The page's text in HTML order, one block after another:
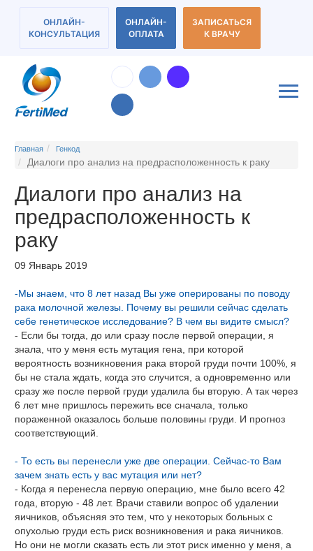
ОНЛАЙН-
КОНСУЛЬТАЦИЯ
ОНЛАЙН-
ОПЛАТА
ЗАПИСАТЬСЯ
К ВРАЧУ
Главная Генкод
Диалоги про анализ на предрасположенность к раку
Диалоги про анализ на
предрасположенность к
раку
09 Январь 2019
-Мы знаем, что 8 лет назад Вы уже оперированы по поводу
рака молочной железы. Почему вы решили сейчас сделать
себе генетическое исследование? В чем вы видите смысл?
- Если бы тогда, до или сразу после первой операции, я
знала, что у меня есть мутация гена, при которой
вероятность возникновения рака второй груди почти 100%, я
бы не стала ждать, когда это случится, а одновременно или
сразу же после первой груди удалила бы вторую. А так через
6 лет мне пришлось пережить все сначала, только
пораженной оказалось больше половины груди. И прогноз
соответствующий.
- То есть вы перенесли уже две операции. Сейчас-то Вам
зачем знать есть у вас мутация или нет?
- Когда я перенесла первую операцию, мне было всего 42
года, вторую - 48 лет. Врачи ставили вопрос об удалении
яичников, объясняя это тем, что у некоторых больных с
опухолью груди есть риск возникновения и рака яичников.
Но они не могли сказать есть ли этот риск именно у меня, а